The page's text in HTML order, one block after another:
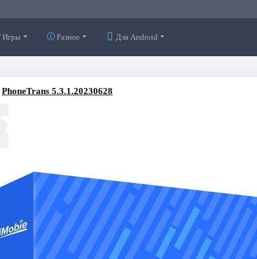
Игры Разное Для Android
PhoneTrans 5.3.1.20230628